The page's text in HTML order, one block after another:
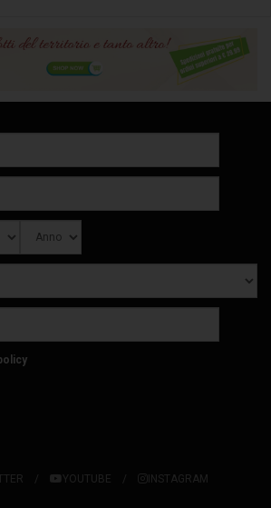
YOUTUBE INSTAGRAM